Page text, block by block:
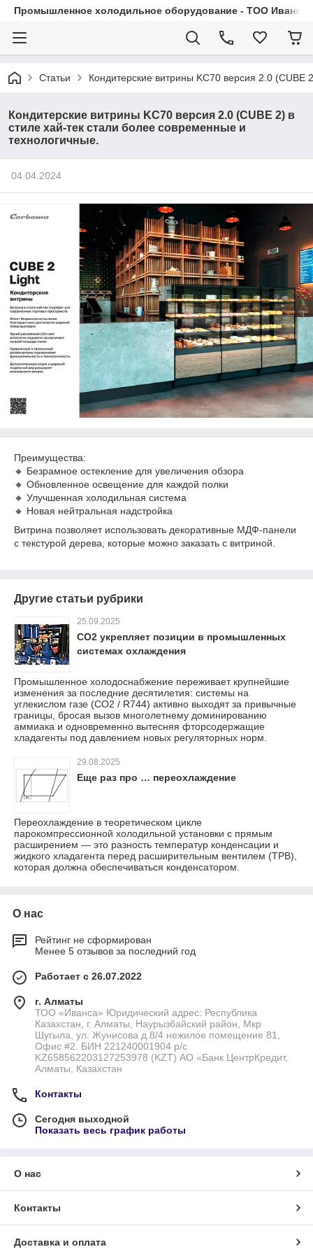
Промышленное холодильное оборудование - ТОО
Статьи Кондитерские витрины KC70 версия 2.0 (CUBE
Кондитерские витрины KC70 версия 2.0 (CUBE 2) в
стиле хай-тек стали более современные и
технологичные.
04.04.2024
Преимущества:
🔸 Безрамное остекление для увеличения обзора
🔸 Обновленное освещение для каждой полки
🔸 Улучшенная холодильная система
🔸 Новая нейтральная надстройка
Витрина позволяет использовать декоративные МДФ-панели
с текстурой дерева, которые можно заказать с витриной.
Другие статьи рубрики
25.09.2025
CO2 укрепляет позиции в промышленных
системах охлаждения
Промышленное холодоснабжение переживает крупнейшие
изменения за последние десятилетия: системы на
углекислом газе (CO2 / R744) активно выходят за привычные
границы, бросая вызов многолетнему доминированию
аммиака и одновременно вытесняя фторсодержащие
хладагенты под давлением новых регуляторных норм.
29.08.2025
Еще раз про … переохлаждение
Переохлаждение в теоретическом цикле
парокомпрессионной холодильной установки с прямым
расширением — это разность температур конденсации и
жидкого хладагента перед расширительным вентилем (ТРВ),
которая должна обеспечиваться конденсатором.
О нас
Рейтинг не сформирован
Менее 5 отзывов за последний год
Работает с 26.07.2022
г. Алматы
ТОО «Иванса» Юридический адрес: Республика
Казахстан, г. Алматы, Наурызбайский район, Мкр
Шугыла, ул. Жунисова д.8/4 нежилое помещение 81,
Офис #2. БИН 221240001904 р/с
KZ658562203127253978 (KZT) АО «Банк ЦентрКредит,
Алматы, Казахстан
Контакты
Сегодня выходной
Показать весь график работы
О нас
Контакты
Доставка и оплата